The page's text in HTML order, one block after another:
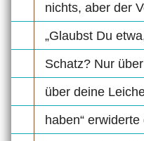
nichts, aber der
„Glaubst Du
Schatz? Nur
über deine
haben“